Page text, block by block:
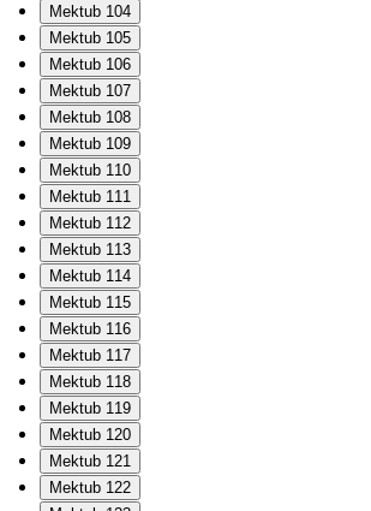
Mektub 104
Mektub 105
Mektub 106
Mektub 107
Mektub 108
Mektub 109
Mektub 110
Mektub 111
Mektub 112
Mektub 113
Mektub 114
Mektub 115
Mektub 116
Mektub 117
Mektub 118
Mektub 119
Mektub 120
Mektub 121
Mektub 122